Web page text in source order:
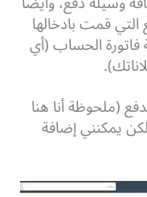
قمت بادخالها
الحساب (أي
(ملحوظة أنا هنا
يمكنني إضافة